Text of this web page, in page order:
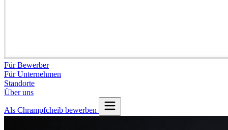
Für Bewerber
Für Unternehmen
Standorte
Über uns
Als Chrampfcheib bewerben